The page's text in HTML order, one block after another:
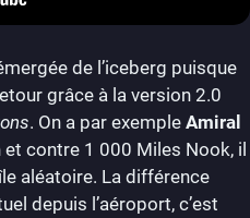
de l’iceberg puisque
grâce à la version 2.0
. On a par exemple Amiral
contre 1 000 Miles Nook, il
aléatoire. La différence
depuis l’aéroport, c’est